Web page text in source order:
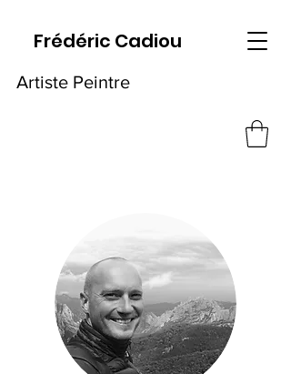
Frédéric Cadiou
Artiste Peintre